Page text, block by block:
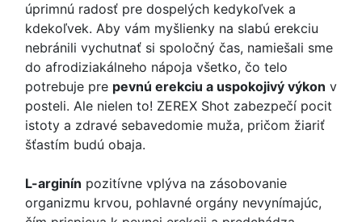
úprimnú radosť pre dospelých kedykoľvek a
kdekoľvek. Aby vám myšlienky na slabú erekciu
nebránili vychutnať si spoločný čas, namiešali sme
do afrodiziakálneho nápoja všetko, čo telo
potrebuje pre pevnú erekciu a uspokojivý výkon v
posteli. Ale nielen to! ZEREX Shot zabezpečí pocit
istoty a zdravé sebavedomie muža, pričom žiariť
šťastím budú obaja.
L-arginín pozitívne vplýva na zásobovanie
organizmu krvou, pohlavné orgány nevynímajúc,